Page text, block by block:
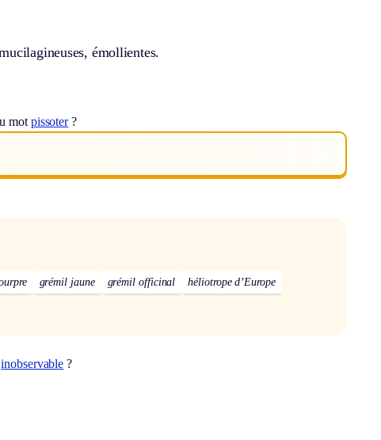
émollientes.
mot pissoter?
grémil jaune grémil officinal
héliotrope d’Europe
inobservable ?